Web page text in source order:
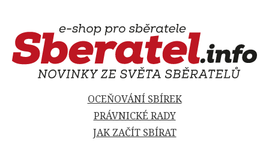
OCEŇOVÁNÍ SBÍREK
PRÁVNICKÉ RADY
JAK ZAČÍT SBÍRAT